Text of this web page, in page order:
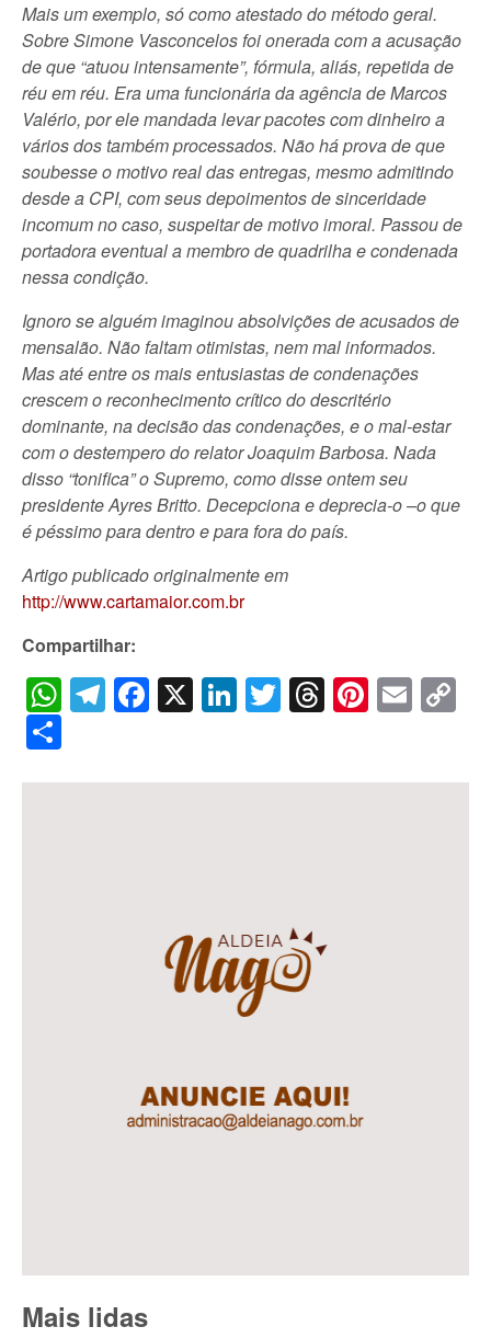
Mais um exemplo, só como atestado do método geral.
Sobre Simone Vasconcelos foi onerada com a acusação
de que “atuou intensamente”, fórmula, aliás, repetida de
réu em réu. Era uma funcionária da agência de Marcos
Valério, por ele mandada levar pacotes com dinheiro a
vários dos também processados. Não há prova de que
soubesse o motivo real das entregas, mesmo admitindo
desde a CPI, com seus depoimentos de sinceridade
incomum no caso, suspeitar de motivo imoral. Passou de
portadora eventual a membro de quadrilha e condenada
nessa condição.
Ignoro se alguém imaginou absolvições de acusados de
mensalão. Não faltam otimistas, nem mal informados.
Mas até entre os mais entusiastas de condenações
crescem o reconhecimento crítico do descritério
dominante, na decisão das condenações, e o mal-estar
com o destempero do relator Joaquim Barbosa. Nada
disso “tonifica” o Supremo, como disse ontem seu
presidente Ayres Britto. Decepciona e deprecia-o –o que
é péssimo para dentro e para fora do país.
Artigo publicado originalmente em
http://www.cartamaior.com.br
Compartilhar:
WhatsApp
Telegram
Facebook
X LinkedIn
Twitter
Threads
Mais lidas